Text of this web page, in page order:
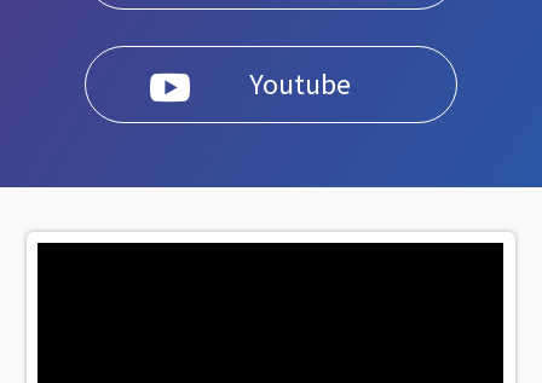
 Youtube